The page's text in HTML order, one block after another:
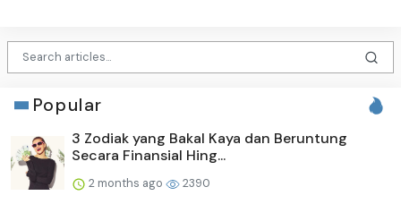
Popular
3 Zodiak yang Bakal Kaya dan Beruntung
Secara Finansial Hing...
2 months ago 2390